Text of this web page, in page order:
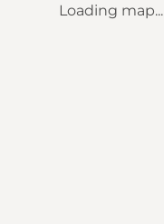
Loading map...